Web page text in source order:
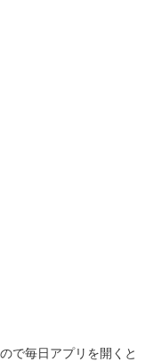
で毎日アプリを開くと